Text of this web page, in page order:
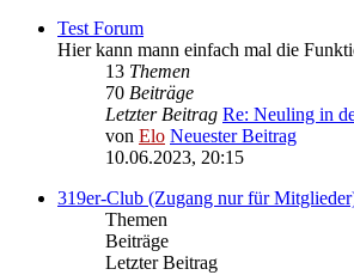
Test Forum
Hier kann mann einfach mal die
13 Themen
70 Beiträge
Letzter Beitrag Re: Neuling in
von Elo Neuester Beitrag
10.06.2023, 20:15
319er-Club (Zugang nur für
Themen
Beiträge
Letzter Beitrag